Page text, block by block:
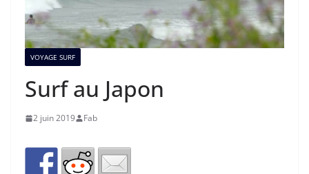
VOYAGE SURF
Surf au Japon
2 juin 2019 Fab